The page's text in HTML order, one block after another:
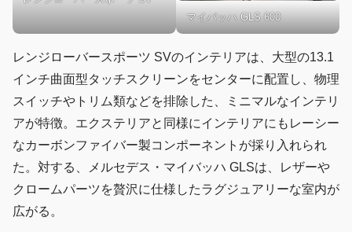
マイバッハ GLS 600
レンジローバースポーツ SVのインテリアは、大型の13.1
インチ曲面型タッチスクリーンをセンターに配置し、物理
スイッチやトリム類などを排除した、ミニマルなインテリ
アが特徴。エクステリアと同様にインテリアにもレーシー
なカーボンファイバー製コンポーネントが採り入れられ
た。対する、メルセデス・マイバッハ GLSは、レザーや
クロームパーツを贅沢に仕様したラグジュアリーな室内が
広がる。